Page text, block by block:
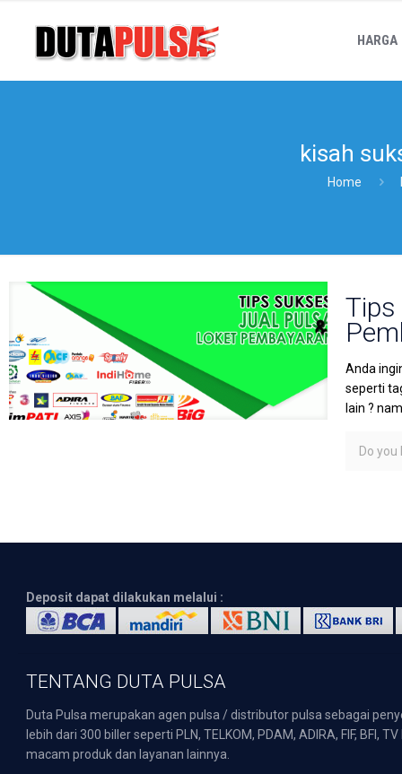
HARGA
kisah
Home
Tips
Anda
seperti
lain ?
Do you
Deposit dapat dilakukan melalui :
TENTANG DUTA PULSA
Duta Pulsa merupakan agen pulsa / distributor pulsa sebagai
lebih dari 300 biller seperti PLN, TELKOM, PDAM, ADIRA, FIF,
macam produk dan layanan lainnya.